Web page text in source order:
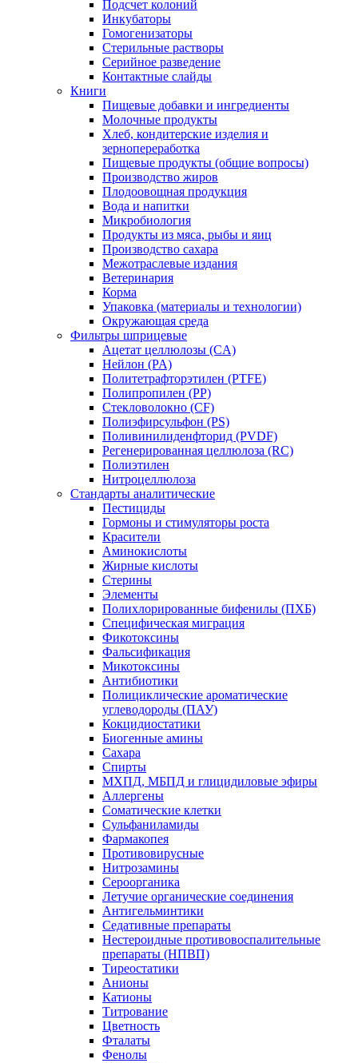
Подсчет колоний
Инкубаторы
Гомогенизаторы
Стерильные растворы
Серийное разведение
Контактные слайды
Книги
Пищевые добавки и ингредиенты
Молочные продукты
Хлеб, кондитерские изделия и
зернопереработка
Пищевые продукты (общие вопросы)
Производство жиров
Плодоовощная продукция
Вода и напитки
Микробиология
Продукты из мяса, рыбы и яиц
Производство сахара
Межотраслевые издания
Ветеринария
Корма
Упаковка (материалы и технологии)
Окружающая среда
Фильтры шприцевые
Ацетат целлюлозы (CA)
Нейлон (PA)
Политетрафторэтилен (PTFE)
Полипропилен (PP)
Стекловолокно (CF)
Полиэфирсульфон (PS)
Поливинилиденфторид (PVDF)
Регенерированная целлюлоза (RC)
Полиэтилен
Нитроцеллюлоза
Стандарты аналитические
Пестициды
Гормоны и стимуляторы роста
Красители
Аминокислоты
Жирные кислоты
Стерины
Элементы
Полихлорированные бифенилы (ПХБ)
Специфическая миграция
Фикотоксины
Фальсификация
Микотоксины
Антибиотики
Полициклические ароматические
углеводороды (ПАУ)
Кокцидиостатики
Биогенные амины
Сахара
Спирты
МХПД, МБПД и глицидиловые эфиры
Аллергены
Соматические клетки
Сульфаниламиды
Фармакопея
Противовирусные
Нитрозамины
Сероорганика
Летучие органические соединения
Антигельминтики
Седативные препараты
Нестероидные противовоспалительные
препараты (НПВП)
Тиреостатики
Анионы
Катионы
Титрование
Цветность
Фталаты
Фенолы